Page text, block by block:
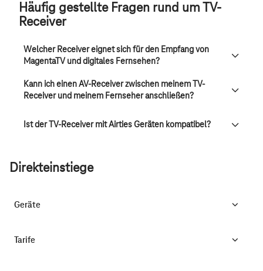
Häufig gestellte Fragen rund um TV-
Receiver
Welcher Receiver eignet sich für den Empfang von
MagentaTV und digitales Fernsehen?
Kann ich einen AV-Receiver zwischen meinem TV-
Receiver und meinem Fernseher anschließen?
Ist der TV-Receiver mit Airties Geräten kompatibel?
Direkteinstiege
Geräte
Tarife